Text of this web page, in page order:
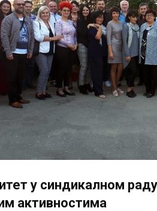
у синдикалном
активностима